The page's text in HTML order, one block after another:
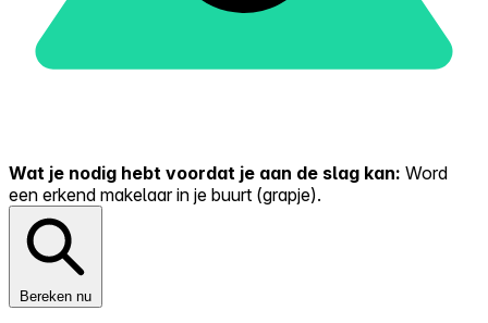
Wat je nodig hebt voordat je aan de slag kan: Word
een erkend makelaar in je buurt (grapje).
Bereken nu